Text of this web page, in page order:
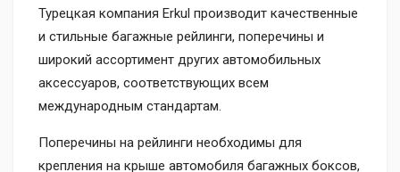
Турецкая компания Erkul производит качественные
и стильные багажные рейлинги, поперечины и
широкий ассортимент других автомобильных
аксессуаров, соответствующих всем
международным стандартам.
Поперечины на рейлинги необходимы для
крепления на крыше автомобиля багажных боксов,